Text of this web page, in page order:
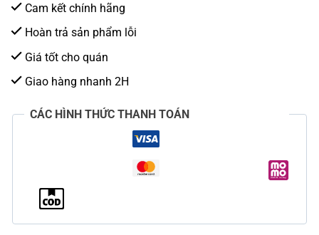
Cam kết chính hãng
Hoàn trả sản phẩm lỗi
Giá tốt cho quán
Giao hàng nhanh 2H
CÁC HÌNH THỨC THANH TOÁN